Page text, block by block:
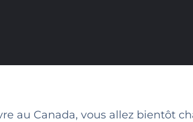
au Canada, vous allez bientôt